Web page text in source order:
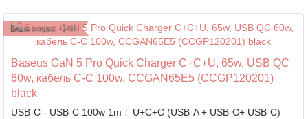
Ваша скидка: -14%
Baseus GaN 5 Pro Quick Charger C+C+U, 65w, USB QC
60w, кабель C-C 100w, CCGAN65E5 (CCGP120201)
black
USB-C - USB-C 100w 1m U+C+C (USB-A + USB-C+ USB-C)